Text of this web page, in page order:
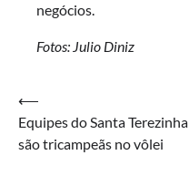
negócios.
Fotos: Julio Diniz
Navegação
de
⟵
Equipes do Santa Terezinha
são tricampeãs no vôlei